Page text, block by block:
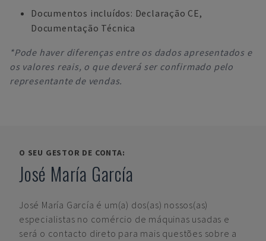
Documentos incluídos: Declaração CE,
Documentação Técnica
*Pode haver diferenças entre os dados apresentados e
os valores reais, o que deverá ser confirmado pelo
representante de vendas.
O SEU GESTOR DE CONTA:
José María García
José María García é um(a) dos(as) nossos(as)
especialistas no comércio de máquinas usadas e
será o contacto direto para mais questões sobre a